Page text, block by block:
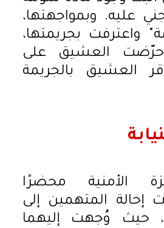
عليه. وبمواجهتها،
واعترفت بجريمتها،
حرّضت العشيق على
العشيق بالجريمة
الأمنية محضرًا
إحالة المتهمين إلى
حيث وُجهت إليهما